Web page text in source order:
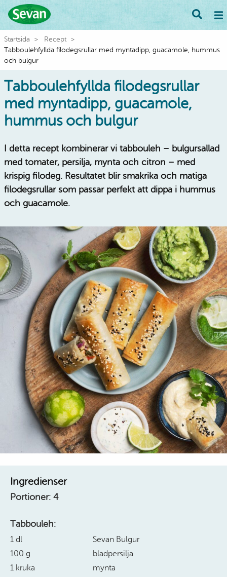
Startsida
Recept
Tabboulehfyllda filodegsrullar med myntadipp, guacamole, hummus
och bulgur
Tabboulehfyllda filodegsrullar
med myntadipp, guacamole,
hummus och bulgur
I detta recept kombinerar vi tabbouleh – bulgursallad
med tomater, persilja, mynta och citron – med
krispig filodeg. Resultatet blir smakrika och matiga
filodegsrullar som passar perfekt att dippa i hummus
och guacamole.
Ingredienser
Portioner: 4
Tabbouleh:
1 dl
Sevan Bulgur
100 g
bladpersilja
1 kruka
mynta